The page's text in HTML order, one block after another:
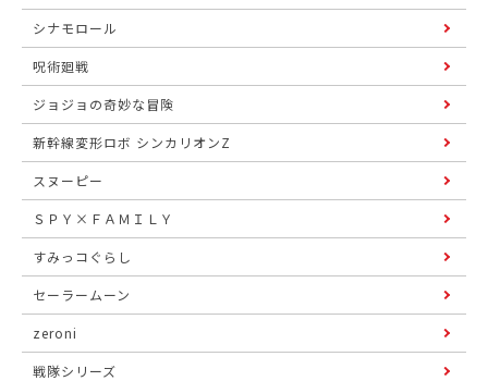
シナモロール
呪術廻戦
ジョジョの奇妙な冒険
新幹線変形ロボ シンカリオンZ
スヌーピー
ＳＰＹ×ＦＡＭＩＬＹ
すみっコぐらし
セーラームーン
zeroni
戦隊シリーズ